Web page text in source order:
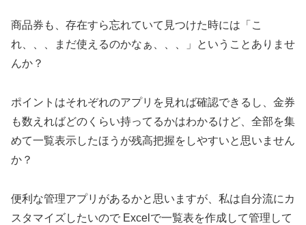
商品券も、存在すら忘れていて見つけた時には「こ
れ、、、まだ使えるのかなぁ、、、」ということありませ
んか？
ポイントはそれぞれのアプリを見れば確認できるし、金券
も数えればどのくらい持ってるかはわかるけど、全部を集
めて一覧表示したほうが残高把握をしやすいと思いません
か？
便利な管理アプリがあるかと思いますが、私は自分流にカ
スタマイズしたいので Excelで一覧表を作成して管理して